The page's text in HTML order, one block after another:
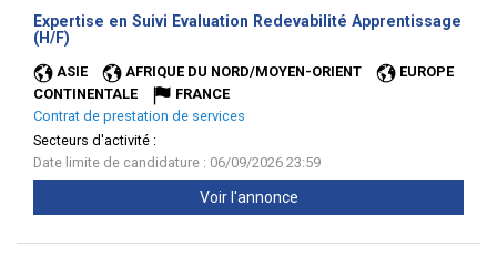
Expertise en Suivi Evaluation Redevabilité Apprentissage
(H/F)
ASIE AFRIQUE DU NORD/MOYEN-ORIENT
EUROPE
CONTINENTALE
FRANCE
Contrat de prestation de services
Secteurs d'activité :
Date limite de candidature : 06/09/2026 23:59
Voir l'annonce